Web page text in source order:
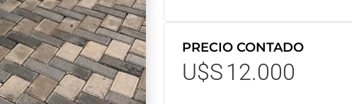
PRECIO CONTADO
U$S12.000